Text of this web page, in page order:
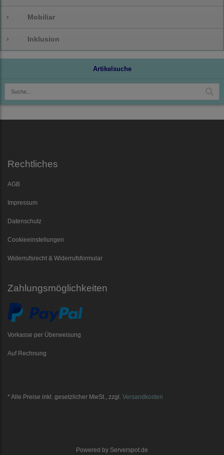
› Mobiliar
› Inklusion
Artikelsuche
Rechtliches
AGB
Impressum
Datenschutz
Cookieeinstellungen
Widerrufsrecht & Widerrufsformular
Zahlungsmöglichkeiten
Vorkasse per Überweisung
Auf Rechnung
* Alle Preise inkl. gesetzlicher MwSt., zzgl. Versandkosten
Powered by Serverspot.de